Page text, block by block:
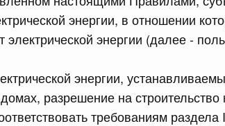
энергии, в отношении
электрической энергии (далее -
энергии,
разрешение на
требованиям
июля, суббота
Федерации от 18.07.2026 г. № 906
Российской Федерации от 27 апреля